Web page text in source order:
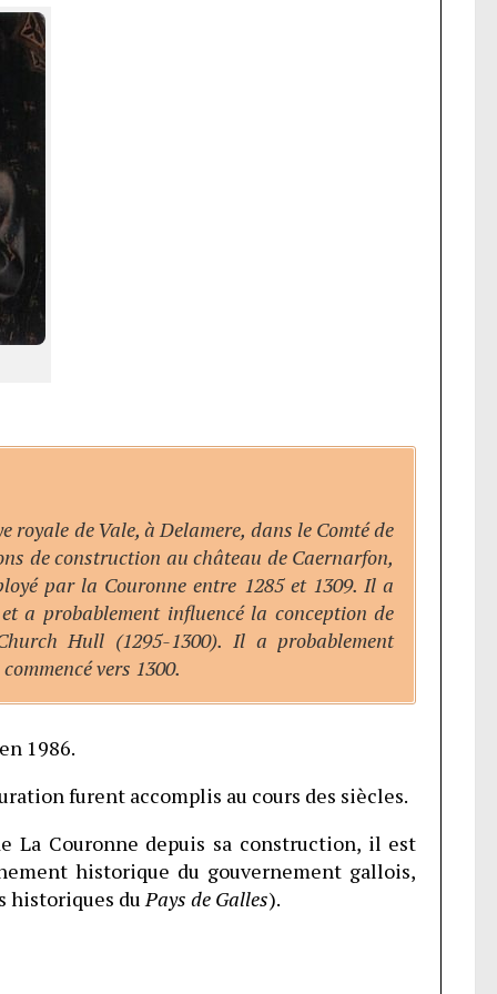
de Vale, à Delamere, dans le Comté de
de construction au château de Caernarfon,
par la Couronne entre 1285 et 1309. Il a
a probablement influencé la conception de
Hull (1295-1300). Il a probablement
vers 1300.
1986.
furent accomplis au cours des siècles.
La Couronne depuis sa construction, il est
historique du gouvernement gallois,
historiques duPays de Galles).